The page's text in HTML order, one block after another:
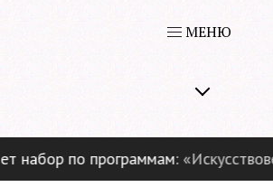
МЕНЮ
по программам: